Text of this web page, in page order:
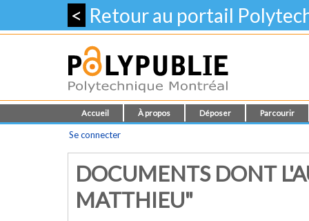
< Retour au portail
Accueil À propos Déposer Parcourir
Se connecter
DOCUMENTS DONT
MATTHIEU"